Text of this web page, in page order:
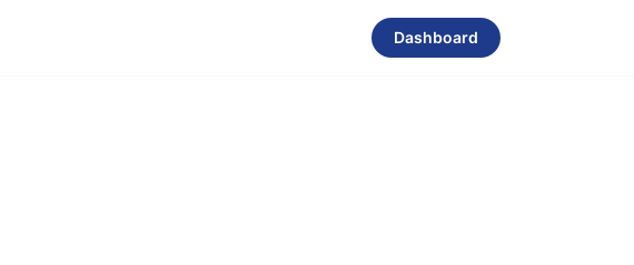
Dashboard